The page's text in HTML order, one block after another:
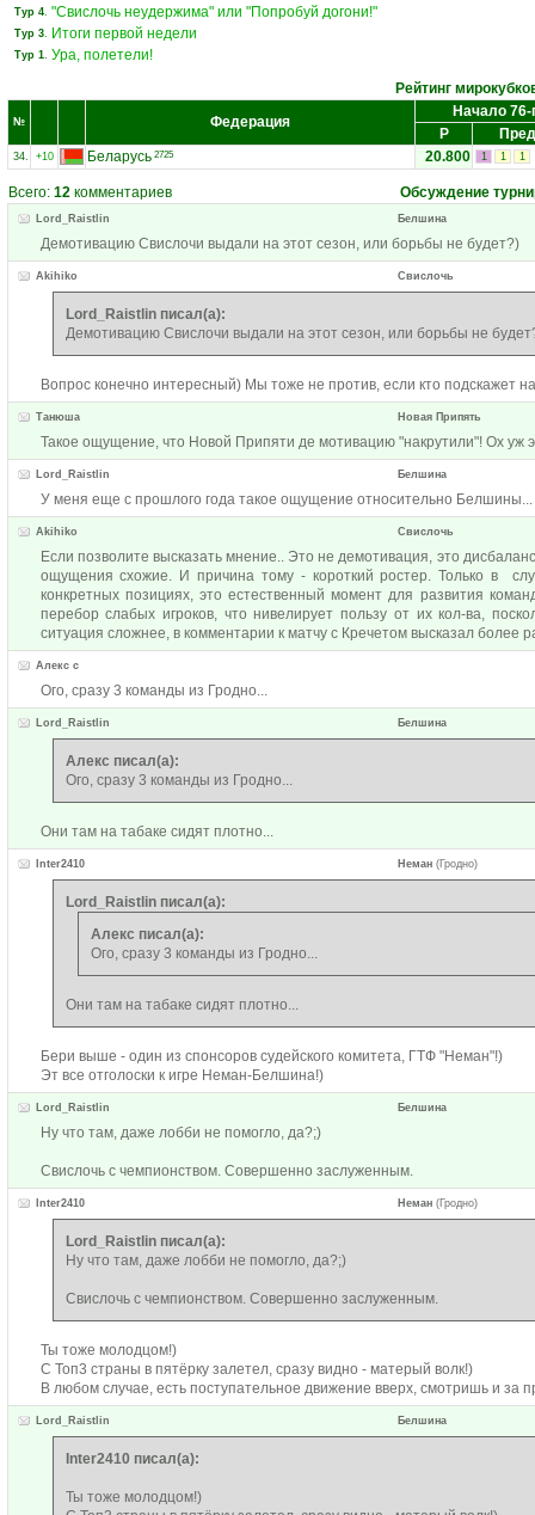
Тур 4. "Свислочь неудержима" или "Попробуй догони!"
Тур 3. Итоги первой недели
Тур 1. Ура, полетели!
Рейтинг
№ Федерация
Начало 76-
Р
34. +10 Беларусь 2725 20.800 1 1 1
Всего: 12 комментариев Обсуждение
Lord_Raistlin Белшина
Демотивацию Свислочи выдали на этот сезон, или борьбы не будет?)
Akihiko Свислочь
Lord_Raistlin писал(а):
Демотивацию Свислочи выдали на этот сезон, или борьбы не
Вопрос конечно интересный) Мы тоже не против, если кто подскажет
Tанюша Новая Припять
Такое ощущение, что Новой Припяти де мотивацию "накрутили"! Ох уж
Lord_Raistlin Белшина
У меня еще с прошлого года такое ощущение относительно Белшины...
Akihiko Свислочь
Если позволите высказать мнение.. Это не демотивация, это
ощущения схожие. И причина тому - короткий ростер. Только в
конкретных позициях, это естественный момент для развития
перебор слабых игроков, что нивелирует пользу от их кол-ва,
ситуация сложнее, в комментарии к матчу с Кречетом высказал более
Алекс с
Ого, сразу 3 команды из Гродно...
Lord_Raistlin Белшина
Алекс писал(а):
Ого, сразу 3 команды из Гродно...
Они там на табаке сидят плотно...
Inter2410 Неман (Гродно)
Lord_Raistlin писал(а):
Алекс писал(а):
Ого, сразу 3 команды из Гродно...
Они там на табаке сидят плотно...
Бери выше - один из спонсоров судейского комитета, ГТФ "Неман"!)
Эт все отголоски к игре Неман-Белшина!)
Lord_Raistlin Белшина
Ну что там, даже лобби не помогло, да?;)
Свислочь с чемпионством. Совершенно заслуженным.
Inter2410 Неман (Гродно)
Lord_Raistlin писал(а):
Ну что там, даже лобби не помогло, да?;)
Свислочь с чемпионством. Совершенно заслуженным.
Ты тоже молодцом!)
С Топ3 страны в пятёрку залетел, сразу видно - матерый волк!)
В любом случае, есть поступательное движение вверх, смотришь и за
Lord_Raistlin Белшина
Inter2410 писал(а):
Ты тоже молодцом!)